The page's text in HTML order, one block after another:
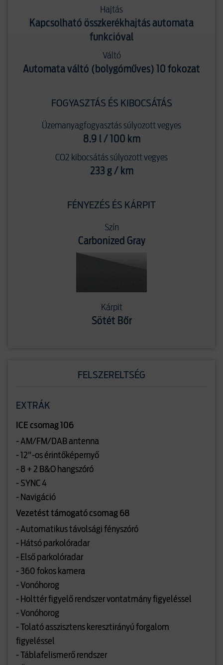
Hajtás
Kapcsolható összkerékhajtás automata
funkcióval
Váltó
Automata váltó (bolygóműves) 10 fokozat
FOGYASZTÁS ÉS KIBOCSÁTÁS
Üzemanyagfogyasztás súlyozott vegyes
8.9 l / 100 km
CO2 kibocsátás súlyozott vegyes
233 g / km
FÉNYEZÉS ÉS KÁRPIT
Szín
Carbonized Gray
Kárpit
Sötét Bőr
FELSZERELTSÉG
EXTRÁK
ICE csomag 106
- AM/FM/DAB antenna
- 12"-os érintőképernyő
- 8 + 2 B&O hangszóró
- SYNC 4
- Navigáció
Vezetést támogató csomag 68
- Automatikus távolsági fényszóró
- Hátsó parkolóradar
- Első parkolóradar
- 360 fokos kamera
- Vonóhorog
- Holttér figyelő rendszer vontatmány figyeléssel
- Vonóhorog
- Tolató asszisztens keresztirányú forgalom
figyeléssel
- Táblafelismerő rendszer